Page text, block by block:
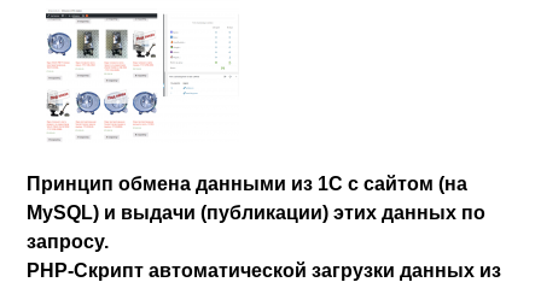
Принцип обмена данными из 1С с сайтом (на
MySQL) и выдачи (публикации) этих данных по
запросу.
PHP-Скрипт автоматической загрузки данных из